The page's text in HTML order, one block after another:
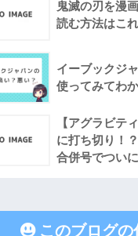
鬼滅の刃を漫
読む方法はこれ
イーブックジ
使ってみてわ
【アグラビテ
に打ち切り！
合併号でつい
このブログの